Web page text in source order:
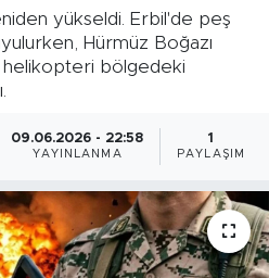
yükseldi. Erbil'de peş
Hürmüz Boğazı
helikopteri bölgedeki
09.06.2026 - 22:58
YAYINLANMA
1
PAYLAŞIM
ve Fikstür